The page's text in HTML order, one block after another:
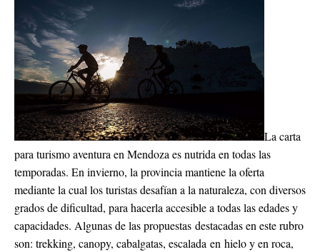
La carta
para turismo aventura en Mendoza es nutrida en todas las
temporadas. En invierno, la provincia mantiene la oferta
mediante la cual los turistas desafían a la naturaleza, con diversos
grados de dificultad, para hacerla accesible a todas las edades y
capacidades. Algunas de las propuestas destacadas en este rubro
son: trekking, canopy, cabalgatas, escalada en hielo y en roca,